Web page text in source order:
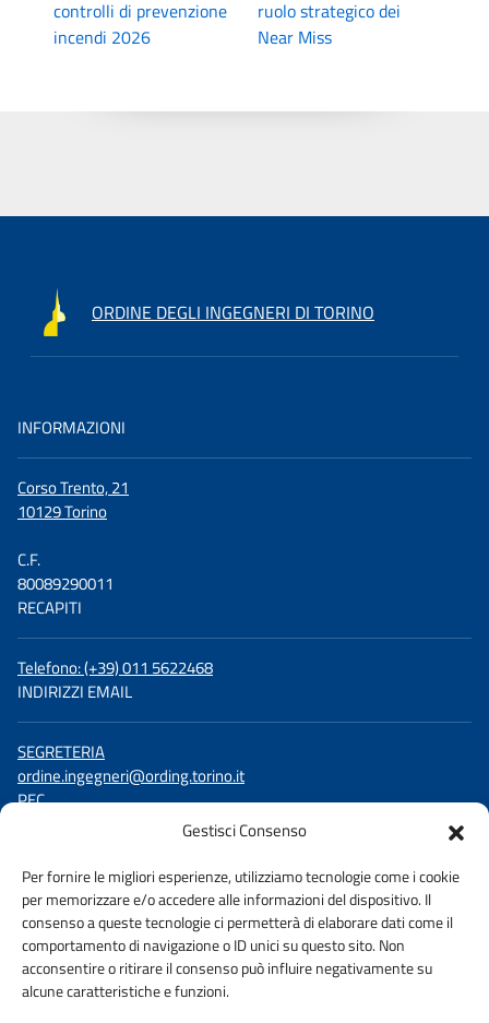
Gestisci Consenso
Per fornire le migliori esperienze, utilizziamo tecnologie come i cookie
per memorizzare e/o accedere alle informazioni del dispositivo. Il
consenso a queste tecnologie ci permetterà di elaborare dati come il
comportamento di navigazione o ID unici su questo sito. Non
acconsentire o ritirare il consenso può influire negativamente su
alcune caratteristiche e funzioni.
controlli di prevenzione
incendi 2026
ruolo strategico dei
Near Miss
ORDINE DEGLI INGEGNERI DI TORINO
INFORMAZIONI
Corso Trento, 21
10129 Torino
C.F.
80089290011
RECAPITI
Telefono: (+39) 011 5622468
INDIRIZZI EMAIL
SEGRETERIA
ordine.ingegneri@ording.torino.it
PEC
ordine.torino@ingpec.eu
Facebook
LinkedIn
YouTube